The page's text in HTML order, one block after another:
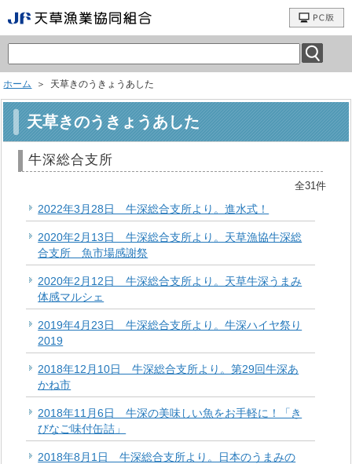
ホーム ＞ 天草きのうきょうあした
天草きのうきょうあした
牛深総合支所
全31件
2022年3月28日 牛深総合支所より。進水式！
2020年2月13日 牛深総合支所より。天草漁協牛深総
合支所 魚市場感謝祭
2020年2月12日 牛深総合支所より。天草牛深うまみ
体感マルシェ
2019年4月23日 牛深総合支所より。牛深ハイヤ祭り
2019
2018年12月10日 牛深総合支所より。第29回牛深あ
かね市
2018年11月6日 牛深の美味しい魚をお手軽に！「き
びなご味付缶詰」
2018年8月1日 牛深総合支所より。日本のうまみの